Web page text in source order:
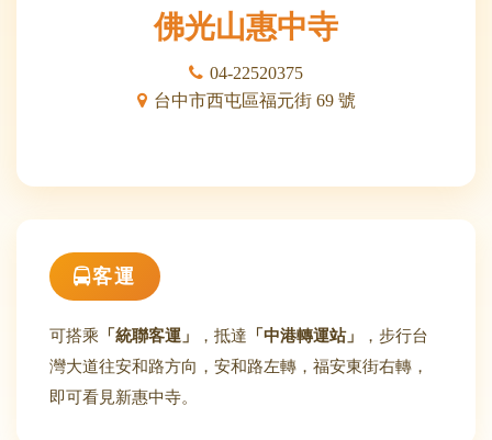
佛光山惠中寺
04-22520375
台中市西屯區福元街 69 號
客運
可搭乘 「統聯客運」 ，抵達 「中港轉運站」
，步行台
灣大道往安和路方向，安和路左轉，福安東街右轉，
即可看見新惠中寺。